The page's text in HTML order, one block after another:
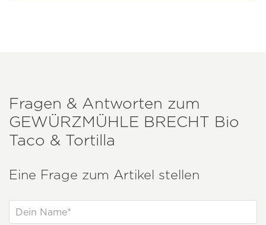
Fragen & Antworten zum
GEWÜRZMÜHLE BRECHT Bio
Taco & Tortilla
Eine Frage zum Artikel stellen